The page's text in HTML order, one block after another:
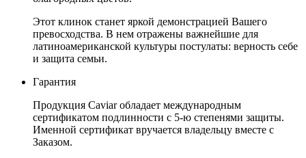
Этот клинок станет яркой демонстрацией Вашего
превосходства. В нем отражены важнейшие для
латиноамериканской культуры постулаты: верность себе
и защита семьи.
Гарантия
Продукция Caviar обладает международным
сертификатом подлинности с 5-ю степенями защиты.
Именной сертификат вручается владельцу вместе с
Заказом.